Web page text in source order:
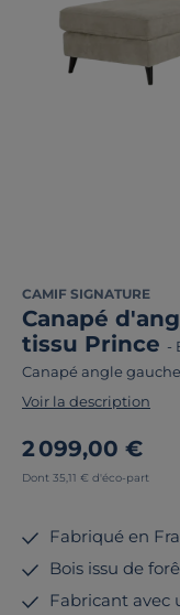
CAMIF SIGNATURE
Canapé
tissu Prince -
Canapé angle gauche
Voir la description
2 099,00 €
Dont 35,11 € d'éco-part
Fabriqué en
Bois issu de
Fabricant avec